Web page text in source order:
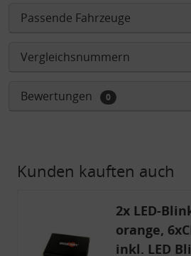
Passende Fahrzeuge
Vergleichsnummern
Bewertungen 0
Kunden kauften auch
2x LED-
orange,
inkl. LED